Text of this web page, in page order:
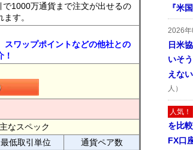
1000万通貨まで注文が出せるの
す。
スワップポイントなどの他社との
なスペック
最低取引単位
通貨ペア数
『米
2026年
日米
いそ
えな
人）
人気！
を比
FX口